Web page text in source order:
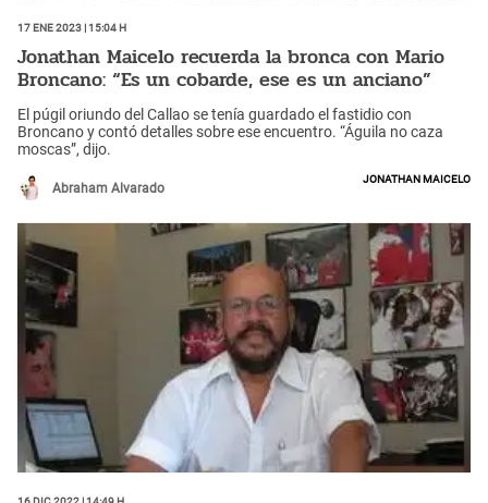
17 Ene 2023 | 15:04 h
Jonathan Maicelo recuerda la bronca con Mario
Broncano: “Es un cobarde, ese es un anciano”
El púgil oriundo del Callao se tenía guardado el fastidio con
Broncano y contó detalles sobre ese encuentro. “Águila no caza
moscas”, dijo.
Abraham Alvarado
Jonathan Maicelo